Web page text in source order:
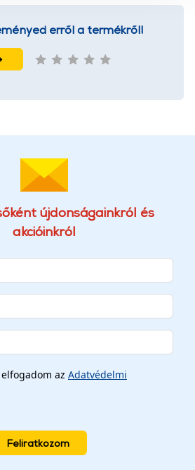
ÁSZFés Adatvédelem
erről a termékről!
újdonságainkról és
akcióinkról
az Adatvédelmi
Feliratkozom